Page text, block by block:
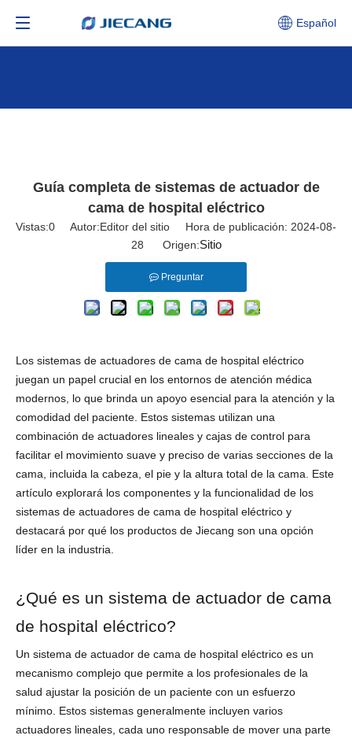
Español
Guía completa de sistemas de actuador de
cama de hospital eléctrico
Vistas:0 Autor:Editor del sitio Hora de publicación: 2024-08-
28 Origen:Sitio
Preguntar
Los sistemas de actuadores de cama de hospital eléctrico
juegan un papel crucial en los entornos de atención médica
modernos, lo que brinda un apoyo esencial para la atención y la
comodidad del paciente. Estos sistemas utilizan una
combinación de actuadores lineales y cajas de control para
facilitar el movimiento suave y preciso de varias secciones de la
cama, incluida la cabeza, el pie y la altura total de la cama. Este
artículo explorará los componentes y la funcionalidad de los
sistemas de actuadores de cama de hospital eléctrico y
destacará por qué los productos de Jiecang son una opción
líder en la industria.
¿Qué es un sistema de actuador de cama
de hospital eléctrico?
Un sistema de actuador de cama de hospital eléctrico es un
mecanismo complejo que permite a los profesionales de la
salud ajustar la posición de un paciente con un esfuerzo
mínimo. Estos sistemas generalmente incluyen varios
actuadores lineales, cada uno responsable de mover una parte